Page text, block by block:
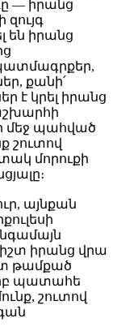
— իրանց
զույգ
են իրանց
քանի՛
է կրել իրանց
մեջ պահված
շուտով
մորուքի
այնքան
իրանց վրա
թամքած
պատահե
շուտով